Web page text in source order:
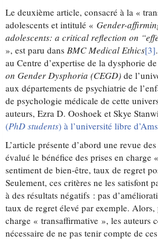
Le deuxième article, consacré à la «
adolescents et intitulé «Gender-
adolescents: a critical reflection on
», est paru dansBMC Medical Ethics[3]
au Centre d’expertise de la dysphorie
on Gender Dysphoria (CEGD) de
aux départements de psychiatrie de
de psychologie médicale de cette
auteurs, Ezra D. Ooshoek et Skye
(PhD students) à l’université libre
L’article présente d’abord une revue
évalué le bénéfice des prises en charge
sentiment de bien-être, taux de regret
Seulement, ces critères ne les satisfont
à des résultats négatifs : pas
taux de regret élevé par exemple.
charge « transaffirmative », les auteurs
nécessaire de ne pas tenir compte de